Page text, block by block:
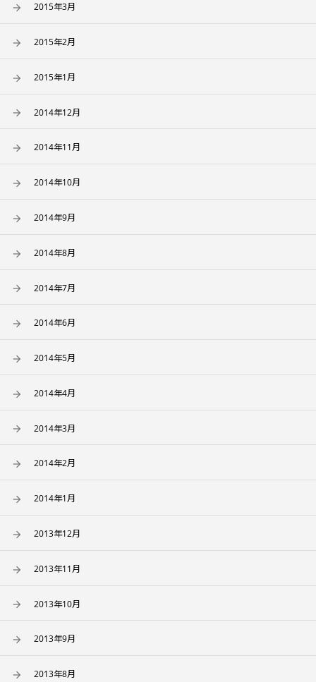
2015年3月
2015年2月
2015年1月
2014年12月
2014年11月
2014年10月
2014年9月
2014年8月
2014年7月
2014年6月
2014年5月
2014年4月
2014年3月
2014年2月
2014年1月
2013年12月
2013年11月
2013年10月
2013年9月
2013年8月